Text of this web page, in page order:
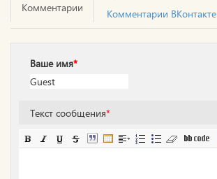
Комментарии
Комментарии ВКонтакте
Ваше имя*
Текст сообщения*